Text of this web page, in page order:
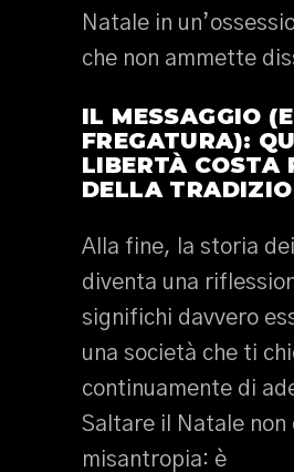
Natale in
che non ammette
IL MESSAGGIO
FREGATURA):
LIBERTÀ COSTA
DELLA
Alla fine, la storia
diventa una
significhi davvero
una società che ti
continuamente di
Saltare il Natale non
misantropia: è